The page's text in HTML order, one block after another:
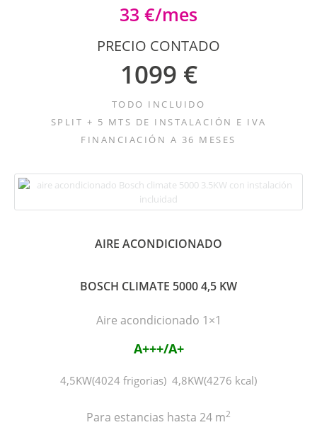
33 €/mes
PRECIO CONTADO
1099 €
TODO INCLUIDO
SPLIT + 5 MTS DE INSTALACIÓN E IVA
FINANCIACIÓN A 36 MESES
AIRE ACONDICIONADO
BOSCH CLIMATE 5000 4,5 KW
Aire acondicionado 1×1
A+++/A+
4,5KW(4024 frigorias) 4,8KW(4276 kcal)
Para estancias hasta 24 m2